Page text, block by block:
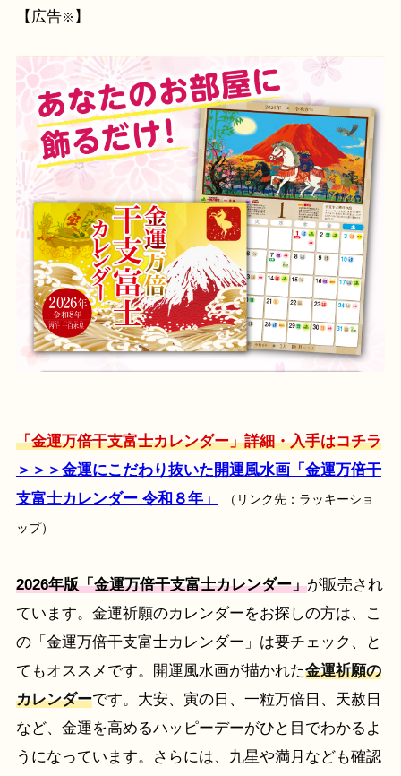
【広告※ 】
「金運万倍干支富士カレンダー」詳細・入手はコチラ
＞＞＞金運にこだわり抜いた開運風水画「金運万倍干
支富士カレンダー 令和８年」
（リンク先：ラッキーショ
ップ）
2026年版「金運万倍干支富士カレンダー」が販売され
ています。金運祈願のカレンダーをお探しの方は、こ
の「金運万倍干支富士カレンダー」は要チェック、と
てもオススメです。開運風水画が描かれた金運祈願の
カレンダーです。大安、寅の日、一粒万倍日、天赦日
など、金運を高めるハッピーデーがひと目でわかるよ
うになっています。さらには、九星や満月なども確認